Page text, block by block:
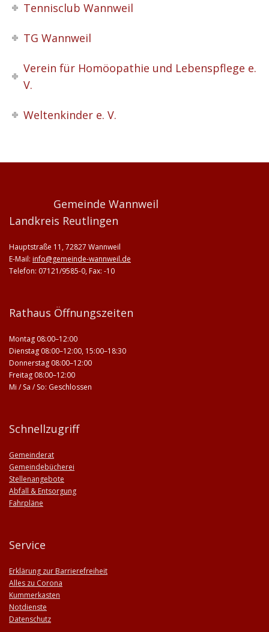
Tennisclub Wannweil
TG Wannweil
Verein für Homöopathie und Lebenspflege e.
V.
Weltenkinder e. V.
Gemeinde Wannweil
Landkreis Reutlingen
Hauptstraße 11, 72827 Wannweil
E-Mail: info@gemeinde-wannweil.de
Telefon: 07121/9585-0, Fax: -10
Rathaus Öffnungszeiten
Montag 08:00–12:00
Dienstag 08:00–12:00, 15:00–18:30
Donnerstag 08:00–12:00
Freitag 08:00–12:00
Mi / Sa / So: Geschlossen
Schnellzugriff
Gemeinderat
Gemeindebücherei
Stellenangebote
Abfall & Entsorgung
Fahrpläne
Service
Erklärung zur Barrierefreiheit
Alles zu Corona
Kummerkasten
Notdienste
Datenschutz